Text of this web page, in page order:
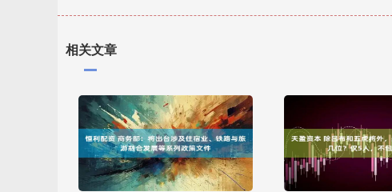
相关文章